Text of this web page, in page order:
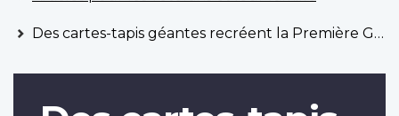
Des cartes-tapis géantes recréent la Première Guerre mondiale dans la salle de classe